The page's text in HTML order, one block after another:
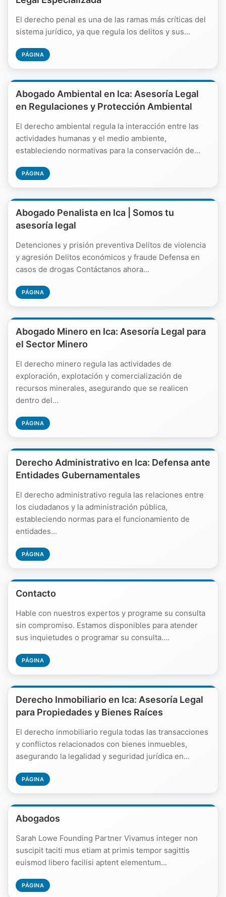
El derecho penal es una de las ramas más críticas del
sistema jurídico, ya que regula los delitos y sus...
PÁGINA
Abogado Ambiental en Ica: Asesoría Legal
en Regulaciones y Protección Ambiental
El derecho ambiental regula la interacción entre las
actividades humanas y el medio ambiente,
estableciendo normativas para la conservación de...
PÁGINA
Abogado Penalista en Ica | Somos tu
asesoría legal
Detenciones y prisión preventiva Delitos de violencia
y agresión Delitos económicos y fraude Defensa en
casos de drogas Contáctanos ahora...
PÁGINA
Abogado Minero en Ica: Asesoría Legal para
el Sector Minero
El derecho minero regula las actividades de
exploración, explotación y comercialización de
recursos minerales, asegurando que se realicen
dentro del...
PÁGINA
Derecho Administrativo en Ica: Defensa ante
Entidades Gubernamentales
El derecho administrativo regula las relaciones entre
los ciudadanos y la administración pública,
estableciendo normas para el funcionamiento de
entidades...
PÁGINA
Contacto
Hable con nuestros expertos y programe su consulta
sin compromiso. Estamos disponibles para atender
sus inquietudes o programar su consulta....
PÁGINA
Derecho Inmobiliario en Ica: Asesoría Legal
para Propiedades y Bienes Raíces
El derecho inmobiliario regula todas las transacciones
y conflictos relacionados con bienes inmuebles,
asegurando la legalidad y seguridad jurídica en...
PÁGINA
Abogados
Sarah Lowe Founding Partner Vivamus integer non
suscipit taciti mus etiam at primis tempor sagittis
euismod libero facilisi aptent elementum...
PÁGINA